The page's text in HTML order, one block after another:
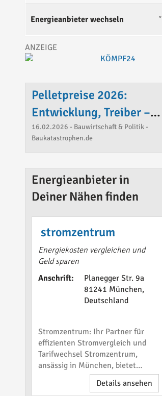
Energieanbieter wechseln
Pelletpreise 2026:
Entwicklung, Treiber –
und ob Heizen mit Pellets
noch Sinn macht
16.02.2026 - Bauwirtschaft & Politik -
Baukatastrophen.de
Energieanbieter in
Deiner Nähen finden
stromzentrum
Energiekosten vergleichen und
Geld sparen
Anschrift:
Planegger Str. 9a
81241 München,
Deutschland
Stromzentrum: Ihr Partner für
effizienten Stromvergleich und
Tarifwechsel Stromzentrum,
ansässig in München, bietet
umfassende Dienstleistungen im
Bereich Stromvergleich und
Details ansehen